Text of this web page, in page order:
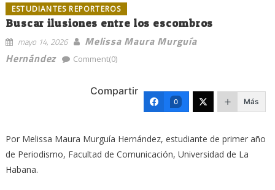
ESTUDIANTES REPORTEROS
Buscar ilusiones entre los escombros
mayo 14, 2026
Melissa Maura Murguía
Hernández
Comment(0)
Compartir
0 Más
Por Melissa Maura Murguía Hernández, estudiante de primer año
de Periodismo, Facultad de Comunicación, Universidad de La
Habana.